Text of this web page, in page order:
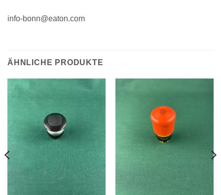
info-bonn@eaton.com
ÄHNLICHE PRODUKTE